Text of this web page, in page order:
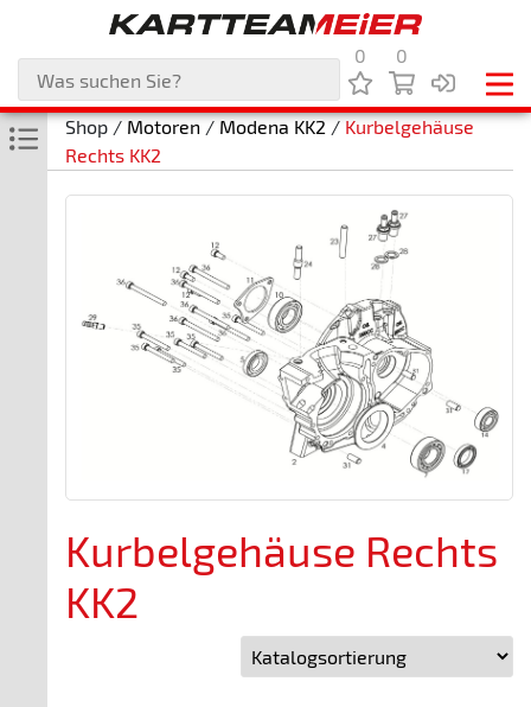
0 0
Shop /Motoren/Modena KK2/Kurbelgehäuse
Rechts KK2
Kurbelgehäuse Rechts
KK2